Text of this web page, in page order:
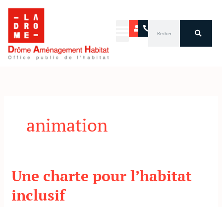
Aller
contenu
animation
Une charte pour l’habitat
inclusif
Une
charte
pour